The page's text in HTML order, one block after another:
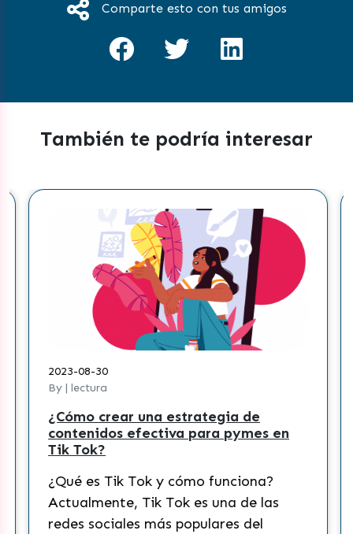
Comparte esto con tus amigos
También te podría interesar
2023-08-30
By | lectura
¿Cómo crear una estrategia de
contenidos efectiva para pymes en
Tik Tok?
¿Qué es Tik Tok y cómo funciona?
Actualmente, Tik Tok es una de las
redes sociales más populares del